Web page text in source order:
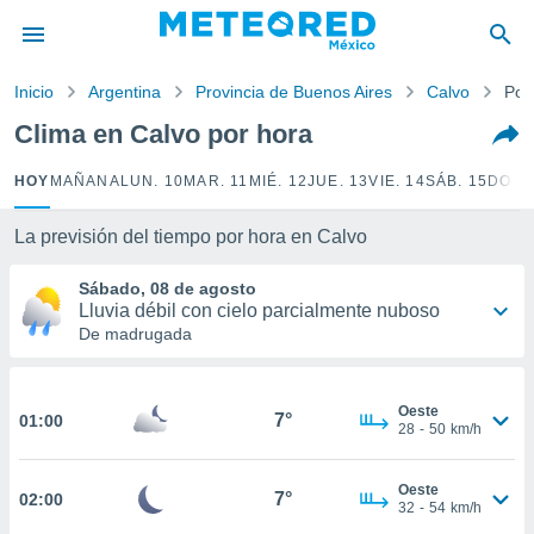
ha sido
la
que se
calidad.
las
digital
Inicio Argentina Provincia de Buenos Aires Calvo
Clima en Calvo por hora
HOY MAÑANA LUN. 10 MAR. 11 MIÉ. 12JUE. 13VIE. 14SÁB. 15
La previsión del tiempo por hora en Calvo
Sábado, 08 de agosto
Lluvia débil con cielo parcialmente nuboso
De madrugada
01:00 7°
Oeste
28 - 50 km/h
02:00 7°
Oeste
32 - 54 km/h